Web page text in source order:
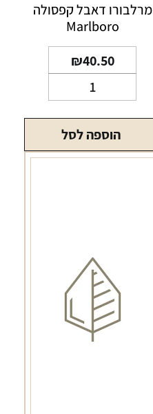
מרלבורו דאבל קפסולה
Marlboro
₪40.50
של
מרלבורו
דאבל
קפסולה
הוספה לסל